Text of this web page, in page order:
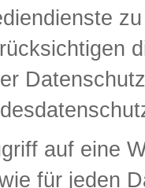
auf eine
für jeden